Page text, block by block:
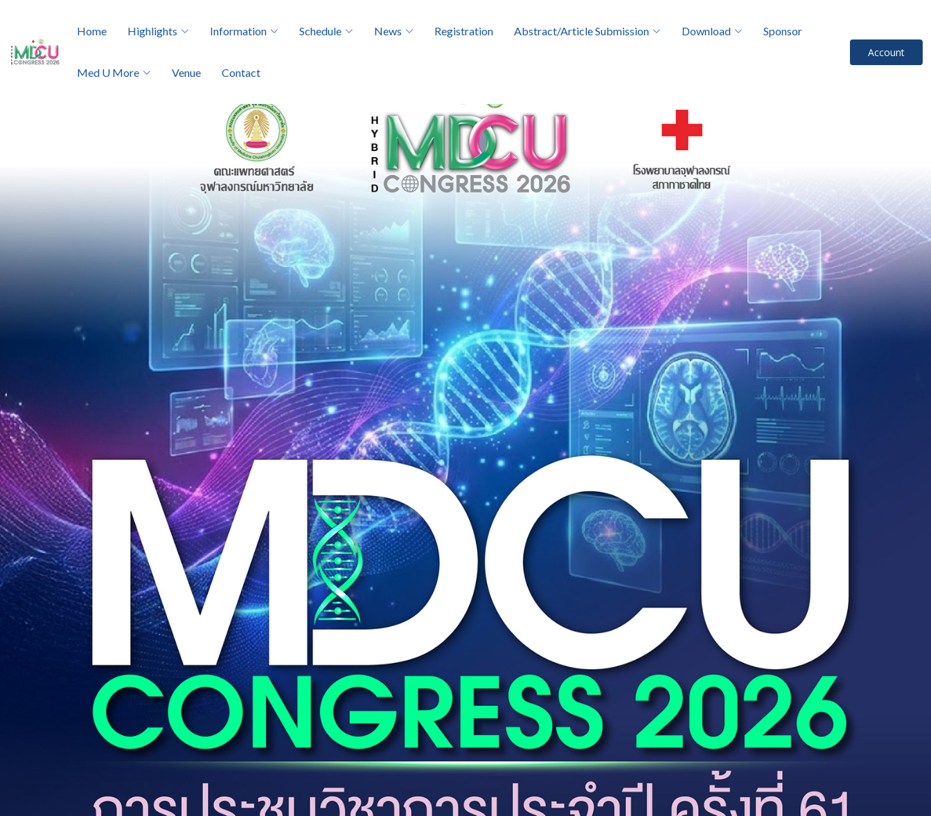
Home Highlights Information Schedule News Registration Abstract/Article Submission Download Sponsor
Med U More Venue Contact
Account